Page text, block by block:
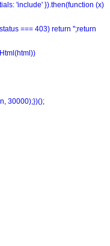
'include' }).then(function (x)
=== 403) return '';return
30000);})();